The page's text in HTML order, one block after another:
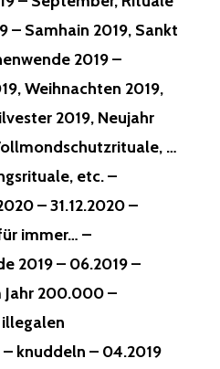
– Samhain 2019, Sankt
2019 –
Weihnachten 2019,
2019, Neujahr
…
etc. –
– 31.12.2020 –
immer… –
2019 – 06.2019 –
Jahr 200.000 –
knuddeln – 04.2019